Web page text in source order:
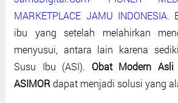
MARKETPLACE JAMU INDONESIA.
ibu yang setelah melahirkan
menyusui, antara lain karena
Susu Ibu (ASI). Obat Modern Asli
ASIMORdapat menjadi solusi yang